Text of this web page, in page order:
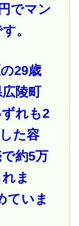
でマン
。
29歳
陵町
れも2
た容
約5万
ま
ていま